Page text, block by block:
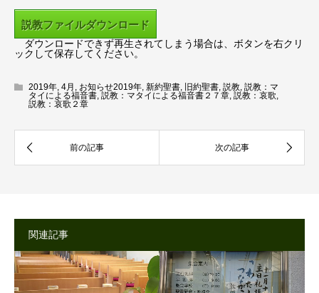
ー
ヤ
ー説教ファイルダウンロード
ダウンロードできず再生されてしまう場合は、ボタンを右クリ
ックして保存してください。
2019年, 4月 , お知らせ2019年, 新約聖書, 旧約聖書, 説教, 説教：マ
タイによる福音書, 説教：マタイによる福音書２７章, 説教：哀歌,
説教：哀歌２章
関連記事